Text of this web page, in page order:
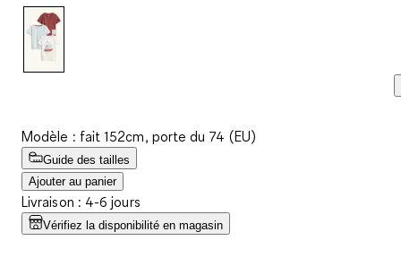
Modèle : fait 152cm, porte du 74 (EU)
Guide des tailles
Ajouter au panier
Livraison : 4-6 jours
Vérifiez la disponibilité en magasin